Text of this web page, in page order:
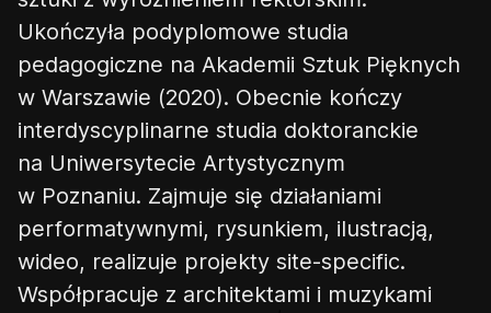
Ukończyła podyplomowe studia
pedagogiczne na Akademii Sztuk Pięknych
w Warszawie (2020). Obecnie kończy
interdyscyplinarne studia doktoranckie
na Uniwersytecie Artystycznym
w Poznaniu. Zajmuje się działaniami
performatywnymi, rysunkiem, ilustracją,
wideo, realizuje projekty site-specific.
Współpracuje z architektami i muzykami